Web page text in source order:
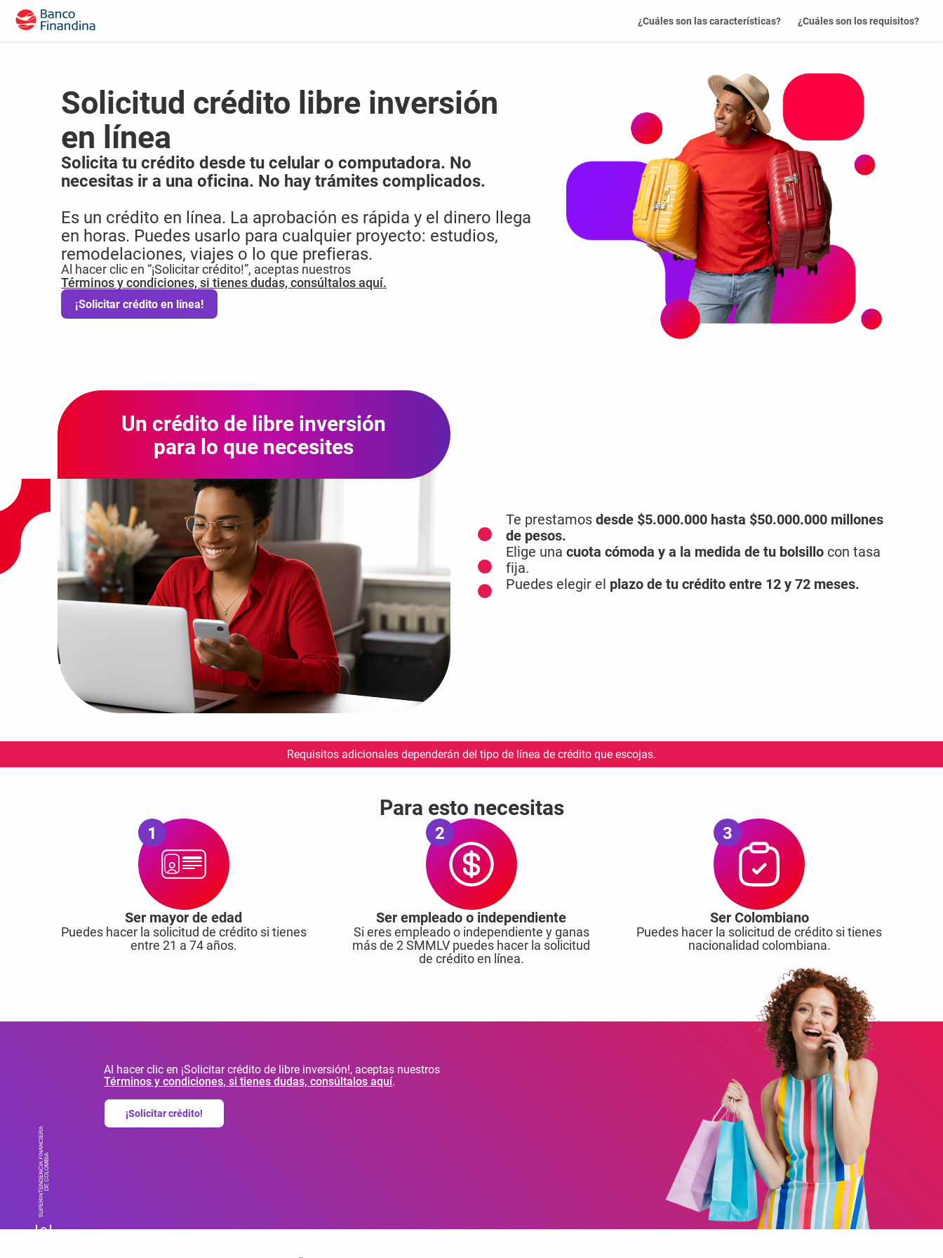
¿Cuáles son las características? ¿Cuáles son los requisitos?
Solicitud crédito libre inversión
en línea
Solicita tu crédito desde tu celular o computadora. No
necesitas ir a una oficina. No hay trámites complicados.
Es un crédito en línea. La aprobación es rápida y el dinero llega
en horas. Puedes usarlo para cualquier proyecto: estudios,
remodelaciones, viajes o lo que prefieras.
Al hacer clic en “¡Solicitar crédito!”, aceptas nuestros
Términos y condiciones, si tienes dudas, consúltalos aquí.
¡Solicitar crédito en línea!
Un crédito de libre inversión
para lo que necesites
Te prestamosdesde $5.000.000 hasta $50.000.000 millones
de pesos.
Elige una cuota cómoda y a la medida de tu bolsillocon tasa
fija.
Puedes elegir el plazo de tu crédito entre 12 y 72 meses.
Requisitos adicionales dependerán del tipo de línea de crédito que escojas.
Para esto necesitas
1
Ser mayor de edad
Puedes hacer la solicitud de crédito si tienes
entre 21 a 74 años.
2
Ser empleado o independiente
Si eres empleado o independiente y ganas
más de 2 SMMLV puedes hacer la solicitud
de crédito en línea.
3
Ser Colombiano
Puedes hacer la solicitud de crédito si tienes
nacionalidad colombiana.
Al hacer clic en ¡Solicitar crédito de libre inversión!, aceptas nuestros
Términos y condiciones, si tienes dudas, consúltalos aquí.
¡Solicitar crédito!